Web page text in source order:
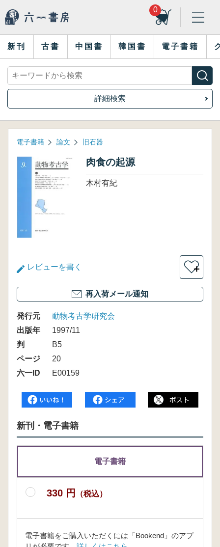
0
新刊 古書 中国書 韓国書 電子書籍
詳細検索
電子書籍 論文 旧石器
肉食の起源
木村有紀
レビューを書く ＋
再入荷メール通知
発行元
動物考古学研究会
出版年
1997/11
判
B5
ページ
20
六一ID
E00159
新刊・電子書籍
電子書籍
330 円 （税込）
電子書籍をご購入いただくには「Bookend」のアプ